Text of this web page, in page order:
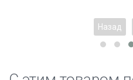
Назад